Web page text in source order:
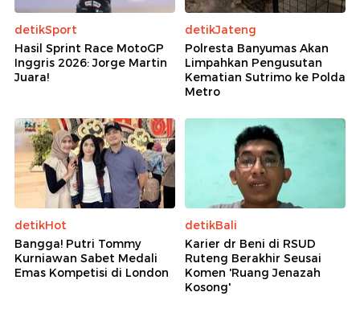
detikSport
Hasil Sprint Race MotoGP
Inggris 2026: Jorge Martin
Juara!
detikJateng
Polresta Banyumas Akan
Limpahkan Pengusutan
Kematian Sutrimo ke Polda
Metro
detikHot
Bangga! Putri Tommy
Kurniawan Sabet Medali
Emas Kompetisi di London
detikBali
Karier dr Beni di RSUD
Ruteng Berakhir Seusai
Komen 'Ruang Jenazah
Kosong'